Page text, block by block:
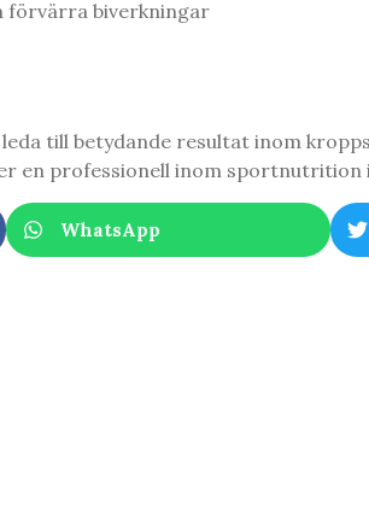
förvärra biverkningar
till betydande resultat inom
en professionell inom sportnutrition
WhatsApp